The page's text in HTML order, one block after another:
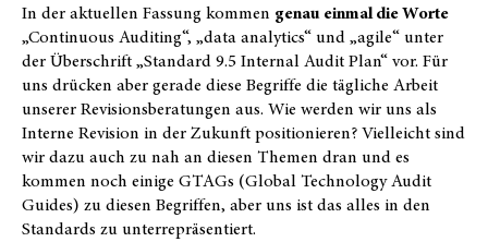
In der aktuellen Fassung kommen genau einmal die Worte
„Continuous Auditing“, „data analytics“ und „agile“ unter
der Überschrift „Standard 9.5 Internal Audit Plan“ vor. Für
uns drücken aber gerade diese Begriffe die tägliche Arbeit
unserer Revisionsberatungen aus. Wie werden wir uns als
Interne Revision in der Zukunft positionieren? Vielleicht sind
wir dazu auch zu nah an diesen Themen dran und es
kommen noch einige GTAGs (Global Technology Audit
Guides) zu diesen Begriffen, aber uns ist das alles in den
Standards zu unterrepräsentiert.